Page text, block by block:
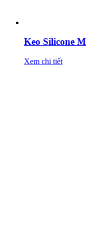
Keo Silicone
Xem chi tiết